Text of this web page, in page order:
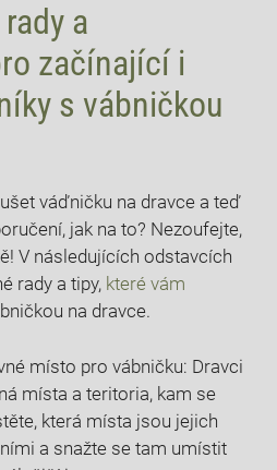
a
začínající i
s vábničkou
váďničku na dravce a teď
jak na to? Nezoufejte,
V následujících odstavcích
rady a tipy, které vám
na dravce.
místo pro vábničku: Dravci
místa a teritoria, kam se
která místa jsou jejich
a snažte se tam umístit